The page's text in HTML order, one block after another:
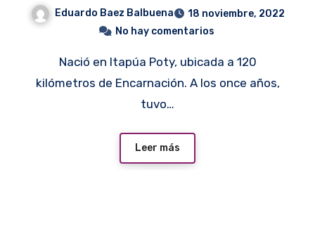
Eduardo Baez Balbuena
18 noviembre, 2022
No hay comentarios
Nació en Itapúa Poty, ubicada a 120
kilómetros de Encarnación. A los once años,
tuvo…
Leer más